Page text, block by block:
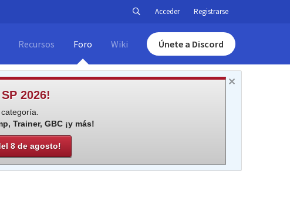
Acceder Registrarse
Recursos Foro Wiki Únete a Discord
2026!
Trainer, GBC ¡y más!
8 de agosto!